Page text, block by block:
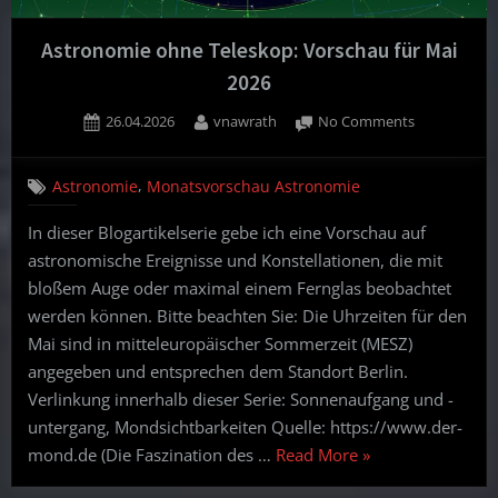
Astronomie ohne Teleskop: Vorschau für Mai
2026
Posted
26.04.2026 By
vnawrath No Commentson
für
Mai
2026
Astronomie, Monatsvorschau Astronomie
In dieser Blogartikelserie gebe ich eine Vorschau auf
astronomische Ereignisse und Konstellationen, die mit
bloßem Auge oder maximal einem Fernglas beobachtet
werden können. Bitte beachten Sie: Die Uhrzeiten für den
Mai sind in mitteleuropäischer Sommerzeit (MESZ)
angegeben und entsprechen dem Standort Berlin.
Verlinkung innerhalb dieser Serie: Sonnenaufgang und -
untergang, Mondsichtbarkeiten Quelle: https://www.der-
mond.de (Die Faszination des … Read More“Astronomie
ohne
»